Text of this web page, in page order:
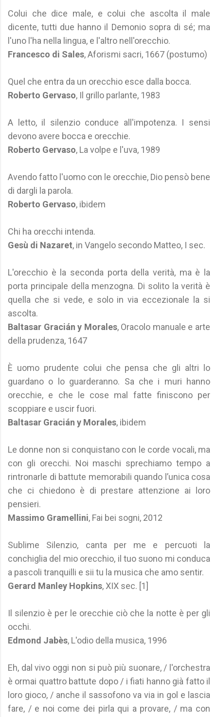
Colui che dice male, e colui che ascolta il male
dicente, tutti due hanno il Demonio sopra di sé; ma
l'uno l'ha nella lingua, e l'altro nell'orecchio.
Francesco di Sales, Aforismi sacri, 1667 (postumo)
Quel che entra da un orecchio esce dalla bocca.
Roberto Gervaso, Il grillo parlante, 1983
A letto, il silenzio conduce all'impotenza. I sensi
devono avere bocca e orecchie.
Roberto Gervaso, La volpe e l'uva, 1989
Avendo fatto l'uomo con le orecchie, Dio pensò bene
di dargli la parola.
Roberto Gervaso, ibidem
Chi ha orecchi intenda.
Gesù di Nazaret, in Vangelo secondo Matteo, I sec.
L'orecchio è la seconda porta della verità, ma è la
porta principale della menzogna. Di solito la verità è
quella che si vede, e solo in via eccezionale la si
ascolta.
Baltasar Gracián y Morales, Oracolo manuale e arte
della prudenza, 1647
È uomo prudente colui che pensa che gli altri lo
guardano o lo guarderanno. Sa che i muri hanno
orecchie, e che le cose mal fatte finiscono per
scoppiare e uscir fuori.
Baltasar Gracián y Morales, ibidem
Le donne non si conquistano con le corde vocali, ma
con gli orecchi. Noi maschi sprechiamo tempo a
rintronarle di battute memorabili quando l’unica cosa
che ci chiedono è di prestare attenzione ai loro
pensieri.
Massimo Gramellini, Fai bei sogni, 2012
Sublime Silenzio, canta per me e percuoti la
conchiglia del mio orecchio, il tuo suono mi conduca
a pascoli tranquilli e sii tu la musica che amo sentir.
Gerard Manley Hopkins, XIX sec. [1]
Il silenzio è per le orecchie ciò che la notte è per gli
occhi.
Edmond Jabès, L'odio della musica, 1996
Eh, dal vivo oggi non si può più suonare, / l'orchestra
è ormai quattro battute dopo / i fiati hanno già fatto il
loro gioco, / anche il sassofono va via in gol e lascia
fare, / e noi come dei pirla qui a provare, / ma con